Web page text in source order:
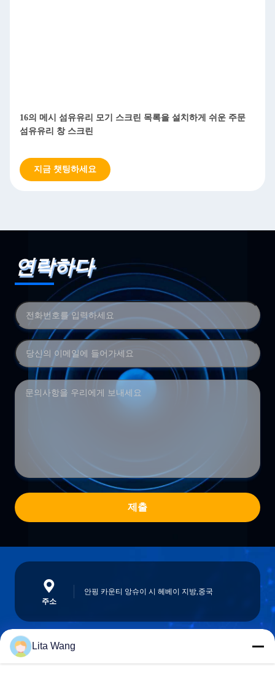
16의 메시 섬유유리 모기 스크린 목록을 설치하게 쉬운 주문
섬유유리 창 스크린
지금 챗팅하세요
연락하다
제출
주소
안핑 카운티 앙슈이 시 헤베이 지방,중국
lita@screenmeshnet.com
Lita Wang